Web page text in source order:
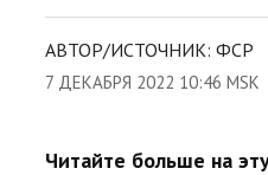
АВТОР/ИСТОЧНИК: ФСР
7 ДЕКАБРЯ 2022 10:46 MSK
Читайте больше на